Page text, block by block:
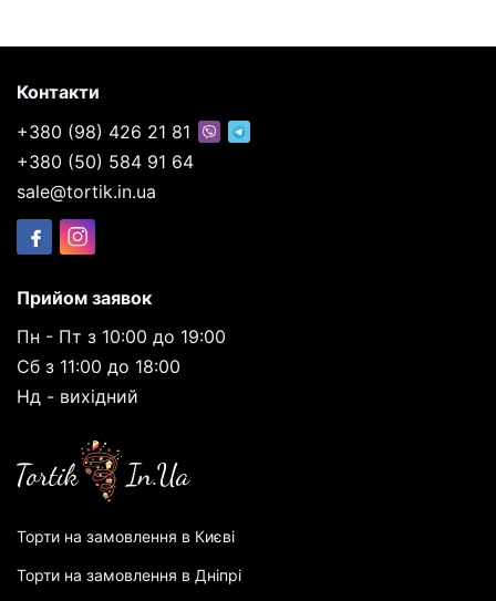
Контакти
+380 (98) 426 21 81
+380 (50) 584 91 64
sale@tortik.in.ua
Прийом заявок
Пн - Пт з 10:00 до 19:00
Сб з 11:00 до 18:00
Нд - вихідний
Торти на замовлення в Києві
Торти на замовлення в Дніпрі